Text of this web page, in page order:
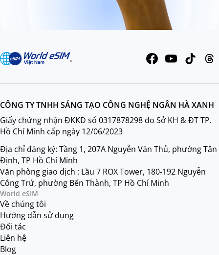
CÔNG TY TNHH SÁNG TẠO CÔNG NGHỆ NGÂN HÀ XANH
Giấy chứng nhận ĐKKD số 0317878298 do Sở KH & ĐT TP.
Hồ Chí Minh cấp ngày 12/06/2023
Địa chỉ đăng ký: Tầng 1, 207A Nguyễn Văn Thủ, phường Tân
Định, TP Hồ Chí Minh
Văn phòng giao dịch : Lầu 7 ROX Tower, 180-192 Nguyễn
Công Trứ, phường Bến Thành, TP Hồ Chí Minh
World eSIM
Về chúng tôi
Hướng dẫn sử dụng
Đối tác
Liên hệ
Blog